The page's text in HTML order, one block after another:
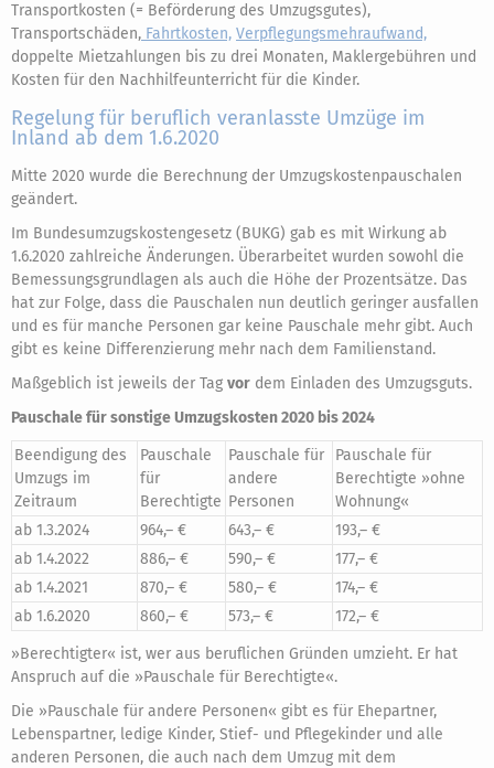
Transportkosten (= Beförderung des Umzugsgutes),
Transportschäden, Fahrtkosten, Verpflegungsmehraufwand,
doppelte Mietzahlungen bis zu drei Monaten, Maklergebühren und
Kosten für den Nachhilfeunterricht für die Kinder.
Regelung für beruflich veranlasste Umzüge im
Inland ab dem 1.6.2020
Mitte 2020 wurde die Berechnung der Umzugskostenpauschalen
geändert.
Im Bundesumzugskostengesetz (BUKG) gab es mit Wirkung ab
1.6.2020 zahlreiche Änderungen. Überarbeitet wurden sowohl die
Bemessungsgrundlagen als auch die Höhe der Prozentsätze. Das
hat zur Folge, dass die Pauschalen nun deutlich geringer ausfallen
und es für manche Personen gar keine Pauschale mehr gibt. Auch
gibt es keine Differenzierung mehr nach dem Familienstand.
Maßgeblich ist jeweils der Tag vor dem Einladen des Umzugsguts.
Pauschale für sonstige Umzugskosten 2020 bis 2024
Beendigung des
Umzugs im
Zeitraum
Pauschale
für
Berechtigte
Pauschale für
andere
Personen
Pauschale für
Berechtigte »ohne
Wohnung«
ab 1.3.2024
964,– € 643,– €
193,– €
ab 1.4.2022
886,– € 590,– €
177,– €
ab 1.4.2021
870,– € 580,– €
174,– €
ab 1.6.2020
860,– € 573,– €
172,– €
»Berechtigter« ist, wer aus beruflichen Gründen umzieht. Er hat
Anspruch auf die »Pauschale für Berechtigte«.
Die »Pauschale für andere Personen« gibt es für Ehepartner,
Lebenspartner, ledige Kinder, Stief- und Pflegekinder und alle
anderen Personen, die auch nach dem Umzug mit dem